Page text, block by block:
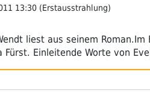
13:30 (Erstausstrahlung)
liest aus seinem
Fürst. Einleitende Worte von